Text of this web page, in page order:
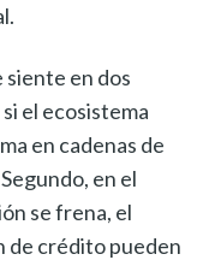
siente en dos
el ecosistema
en cadenas de
en el
se frena, el
de crédito pueden